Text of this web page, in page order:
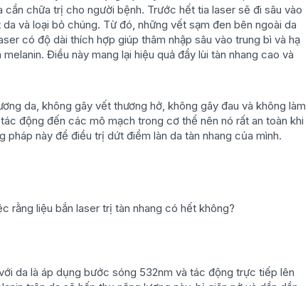
chữa trị cho người bệnh. Trước hết tia laser sẽ đi sâu vào
và loại bỏ chúng. Từ đó, những vết sạm đen bên ngoài da
có độ dài thích hợp giúp thâm nhập sâu vào trung bì và hạ
Điều này mang lại hiệu quả đẩy lùi tàn nhang cao và
da, không gây vết thương hở, không gây đau và không làm
động đến các mô mạch trong cơ thể nên nó rất an toàn khi
này để điều trị dứt điểm làn da tàn nhang của mình.
rằng liệu bắn laser trị tàn nhang có hết không?
da là áp dụng bước sóng 532nm và tác động trực tiếp lên